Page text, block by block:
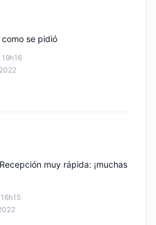
se pidió
muy rápida: ¡muchas